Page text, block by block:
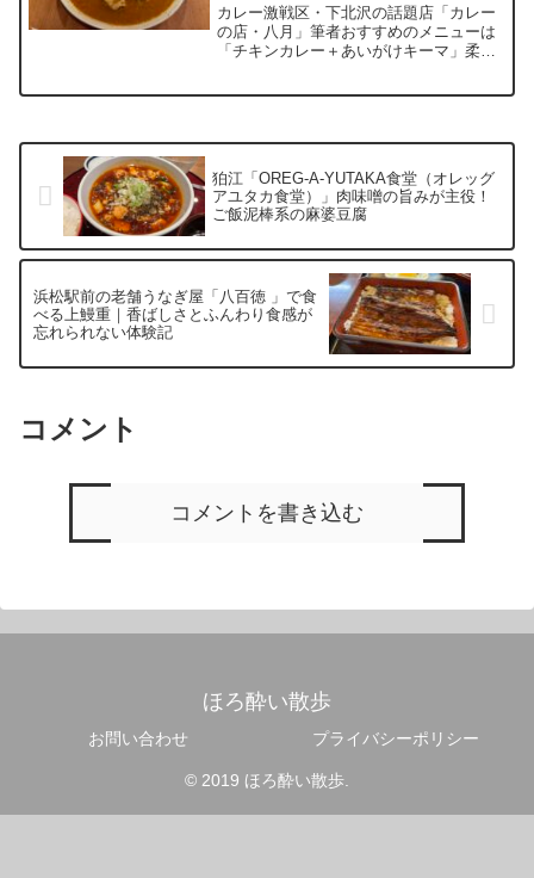
カレー激戦区・下北沢の話題店「カレー
の店・八月」筆者おすすめのメニューは
「チキンカレー＋あいがけキーマ」柔ら
逸！木の温もり溢れる店内で特別なラン
狛江「OREG-A-YUTAKA食堂（オレッグ
アユタカ食堂）」肉味噌の旨みが主役！
ご飯泥棒系の麻婆豆腐
浜松駅前の老舗うなぎ屋「八百徳 」で食
べる上鰻重｜香ばしさとふんわり食感が
忘れられない体験記
コメント
コメントを書き込む
ほろ酔い散歩
お問い合わせ プライバシーポリシー
© 2019 ほろ酔い散歩.